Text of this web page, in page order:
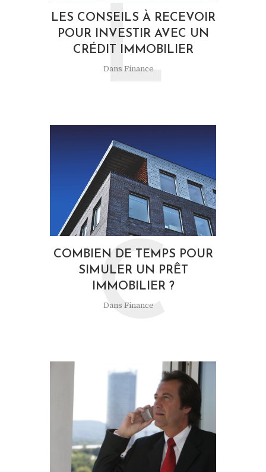
LES CONSEILS À RECEVOIR
POUR INVESTIR AVEC UN
CRÉDIT IMMOBILIER
Dans Finance
L
COMBIEN DE TEMPS POUR
SIMULER UN PRÊT
IMMOBILIER ?
Dans Finance
C